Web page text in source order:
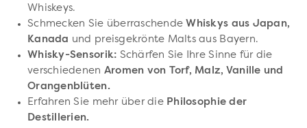
Whiskeys.
Schmecken Sie überraschende Whiskys aus Japan,
Kanada und preisgekrönte Malts aus Bayern.
Whisky-Sensorik: Schärfen Sie Ihre Sinne für die
verschiedenen Aromen von Torf, Malz, Vanille und
Orangenblüten.
Erfahren Sie mehr über die Philosophie der
Destillerien.